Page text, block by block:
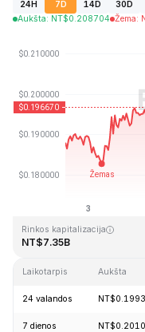
24H 7D 14D 30D
Aukšta: NT$0.208704 Žema:
Paskutinį kartą atnaujinta:
Rinkos kapitalizacija
NT$7.35B
Laikotarpis Aukšta
24 valandos
7 dienos